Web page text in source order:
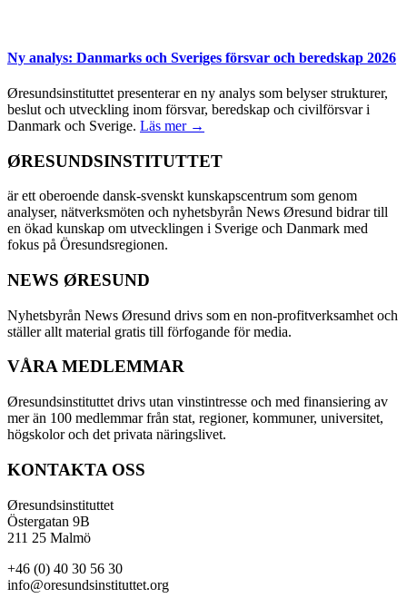
Ny analys: Danmarks och Sveriges försvar och beredskap 2026
Øresundsinstituttet presenterar en ny analys som belyser strukturer,
beslut och utveckling inom försvar, beredskap och civilförsvar i
Danmark och Sverige. Läs mer →
ØRESUNDSINSTITUTTET
är ett oberoende dansk-svenskt kunskapscentrum som genom
analyser, nätverksmöten och nyhetsbyrån News Øresund bidrar till
en ökad kunskap om utvecklingen i Sverige och Danmark med
fokus på Öresundsregionen.
NEWS ØRESUND
Nyhetsbyrån News Øresund drivs som en non-profitverksamhet och
ställer allt material gratis till förfogande för media.
VÅRA MEDLEMMAR
Øresundsinstituttet drivs utan vinst­intresse och med finansiering av
mer än 100 medlemmar från stat, regioner, kommuner, universitet,
högskolor och det privata näringslivet.
KONTAKTA OSS
Øresundsinstituttet
Östergatan 9B
211 25 Malmö
+46 (0) 40 30 56 30
info@oresundsinstituttet.org